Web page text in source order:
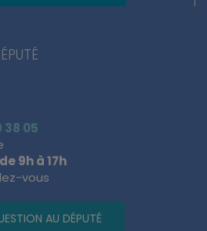
38 05
de 9h à 17h
vous
AU DÉPUTÉ